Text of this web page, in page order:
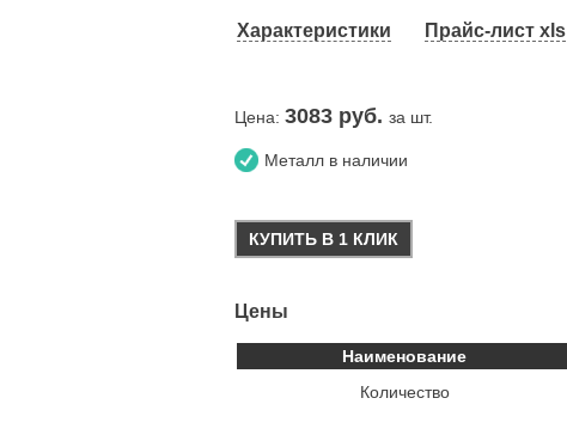
Характеристики Прайс-лист xls
Цена: 3083 руб. за шт.
Металл в наличии
КУПИТЬ В 1 КЛИК
Цены
Наименование
Количество